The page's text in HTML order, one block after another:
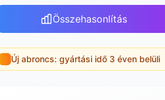
Összehasonlítás
Új abroncs: gyártási idő 3 éven belüli